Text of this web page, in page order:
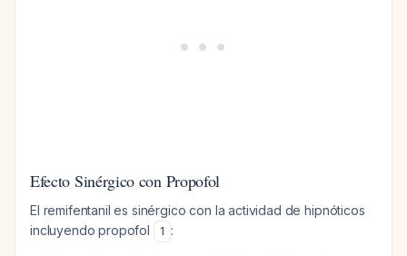
Efecto Sinérgico con Propofol
El remifentanil es sinérgico con la actividad de hipnóticos
incluyendo propofol
1 :